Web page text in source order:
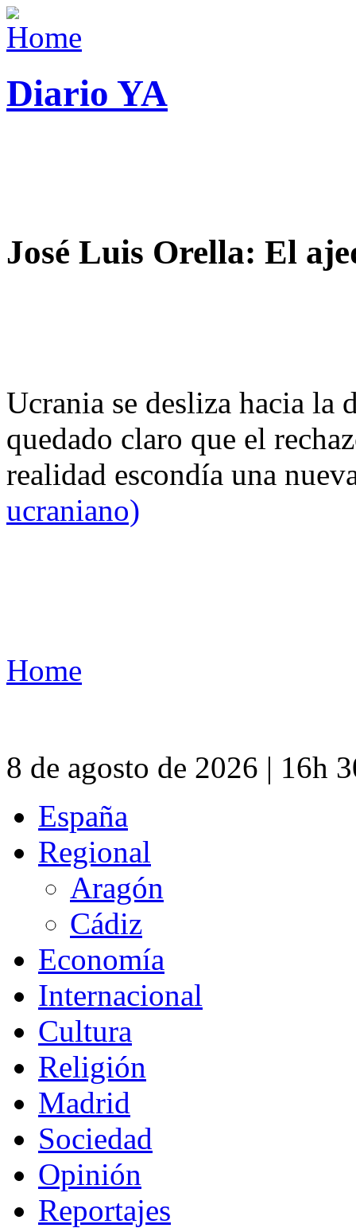
Diario YA
José Luis Orella: El
Ucrania se desliza hacia
quedado claro que el
realidad escondía una
ucraniano)
Home
8 de agosto de 2026 | 16h
España
Regional
Aragón
Cádiz
Economía
Internacional
Cultura
Religión
Madrid
Sociedad
Opinión
Reportajes